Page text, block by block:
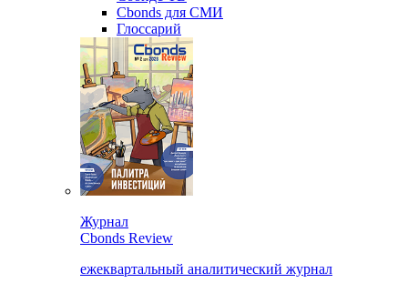
Новости & Research Hub
Новости рынка
Research Hub
Сбондс-ТВ
Cbonds для СМИ
Глоссарий